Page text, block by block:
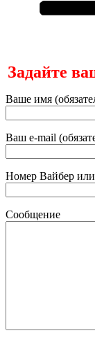
Задайте
Ваше имя
Ваш e-mail
Номер Вайбер
Сообщение